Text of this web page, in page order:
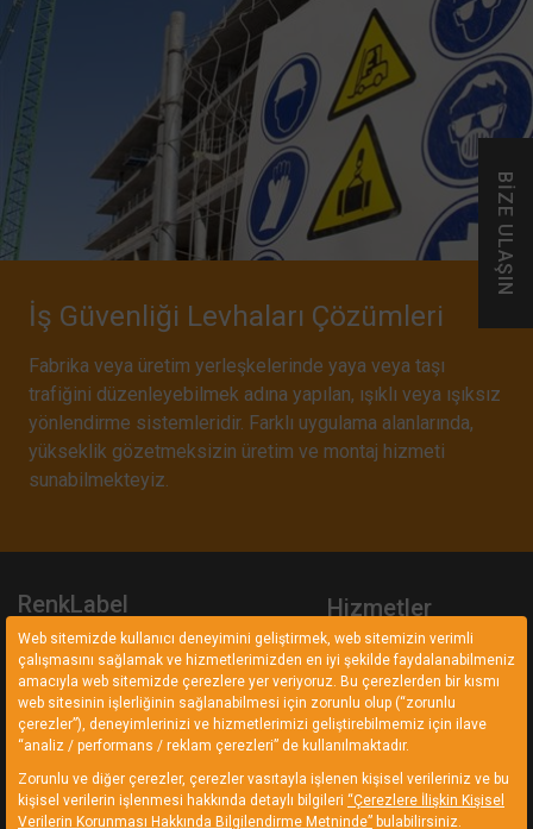
İş Güvenliği Levhaları Çözümleri
Fabrika veya üretim yerleşkelerinde yaya veya taşı
trafiğini düzenleyebilmek adına yapılan, ışıklı veya ışıksız
yönlendirme sistemleridir. Farklı uygulama alanlarında,
yükseklik gözetmeksizin üretim ve montaj hizmeti
sunabilmekteyiz.
RenkLabel
RenkLabel belirlediği hedefler ve
ilkeler ile sadece yapıyoruz
demekle yetinmez. Doğru üretim
anlayışıyla sözünde durur.
Hizmetler
Seriagrafi Baskı
Dijital Baskı Çözümleri
Endüstriyel Performans
Etiketleri
Endüstriyel Şekilli
Lazer Markalama
Web sitemizde kullanıcı deneyimini geliştirmek, web sitemizin verimli
çalışmasını sağlamak ve hizmetlerimizden en iyi şekilde faydalanabilmeniz
amacıyla web sitemizde çerezlere yer veriyoruz. Bu çerezlerden bir kısmı
web sitesinin işlerliğinin sağlanabilmesi için zorunlu olup (“zorunlu
çerezler”), deneyimlerinizi ve hizmetlerimizi geliştirebilmemiz için ilave
“analiz / performans / reklam çerezleri” de kullanılmaktadır.
Zorunlu ve diğer çerezler, çerezler vasıtayla işlenen kişisel verileriniz ve bu
kişisel verilerin işlenmesi hakkında detaylı bilgileri “Çerezlere İlişkin Kişisel
Verilerin Korunması Hakkında Bilgilendirme Metninde” bulabilirsiniz.
BİZE ULAŞIN